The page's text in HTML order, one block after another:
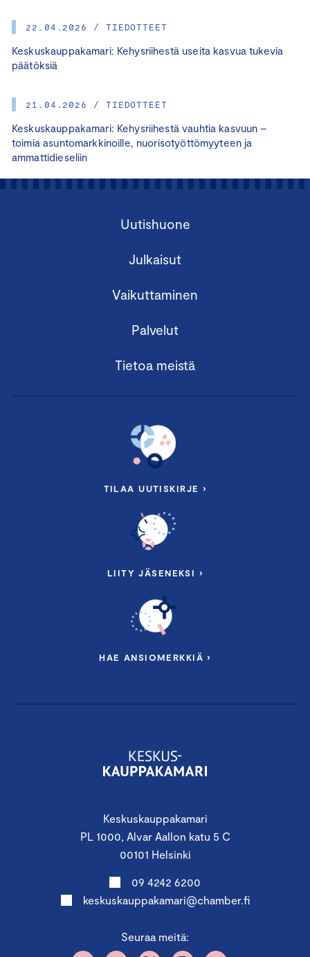
22.04.2026 / TIEDOTTEET
Keskuskauppakamari: Kehysriihestä useita kasvua tukevia
päätöksiä
21.04.2026 / TIEDOTTEET
Keskuskauppakamari: Kehysriihestä vauhtia kasvuun –
toimia asuntomarkkinoille, nuorisotyöttömyyteen ja
ammattidieseliin
Keskuskauppakamari
PL 1000, Alvar Aallon katu 5 C
00101 Helsinki
09 4242 6200
keskuskauppakamari@chamber.fi
Seuraa meitä:
Uutishuone
Julkaisut
Vaikuttaminen
Palvelut
Tietoa meistä
TILAA UUTISKIRJE ›
LIITY JÄSENEKSI ›
HAE ANSIOMERKKIÄ ›